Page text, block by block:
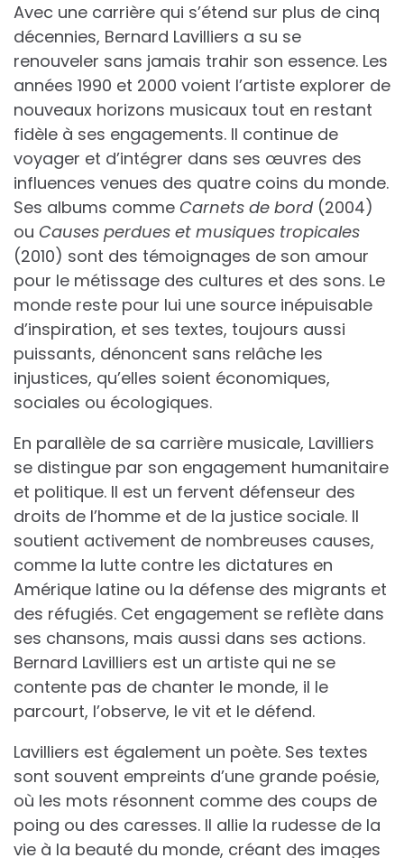
Avec une carrière qui s’étend sur plus de cinq
décennies, Bernard Lavilliers a su se
renouveler sans jamais trahir son essence. Les
années 1990 et 2000 voient l’artiste explorer de
nouveaux horizons musicaux tout en restant
fidèle à ses engagements. Il continue de
voyager et d’intégrer dans ses œuvres des
influences venues des quatre coins du monde.
Ses albums comme Carnets de bord(2004)
ou Causes perdues et musiques tropicales
(2010) sont des témoignages de son amour
pour le métissage des cultures et des sons. Le
monde reste pour lui une source inépuisable
d’inspiration, et ses textes, toujours aussi
puissants, dénoncent sans relâche les
injustices, qu’elles soient économiques,
sociales ou écologiques.
En parallèle de sa carrière musicale, Lavilliers
se distingue par son engagement humanitaire
et politique. Il est un fervent défenseur des
droits de l’homme et de la justice sociale. Il
soutient activement de nombreuses causes,
comme la lutte contre les dictatures en
Amérique latine ou la défense des migrants et
des réfugiés. Cet engagement se reflète dans
ses chansons, mais aussi dans ses actions.
Bernard Lavilliers est un artiste qui ne se
contente pas de chanter le monde, il le
parcourt, l’observe, le vit et le défend.
Lavilliers est également un poète. Ses textes
sont souvent empreints d’une grande poésie,
où les mots résonnent comme des coups de
poing ou des caresses. Il allie la rudesse de la
vie à la beauté du monde, créant des images